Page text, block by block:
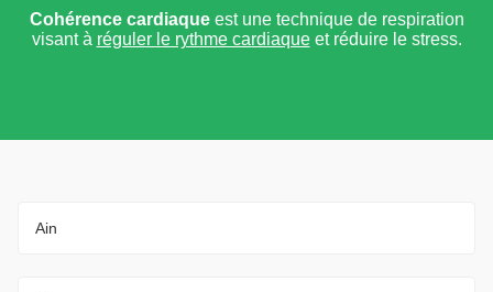
Cohérence cardiaqueest une technique de respiration
visant à réguler le rythme cardiaqueet réduire le stress.
Ain